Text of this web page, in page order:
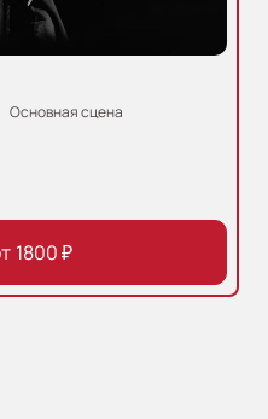
Основная сцена
1800₽